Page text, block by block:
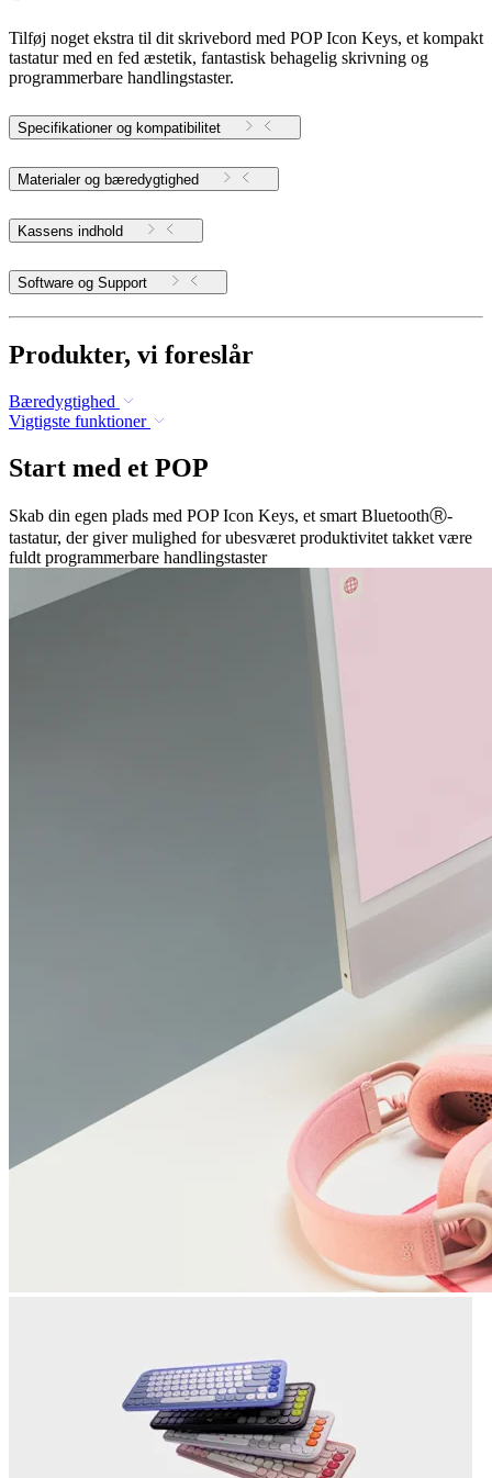
Tilføj noget ekstra til dit skrivebord med POP Icon Keys, et kompakt
tastatur med en fed æstetik, fantastisk behagelig skrivning og
programmerbare handlingstaster.
Specifikationer og kompatibilitet
Materialer og bæredygtighed
Kassens indhold
Software og Support
Produkter, vi foreslår
Bæredygtighed
Vigtigste funktioner
Start med et POP
Skab din egen plads med POP Icon Keys, et smart BluetoothⓇ-
tastatur, der giver mulighed for ubesværet produktivitet takket være
fuldt programmerbare handlingstaster